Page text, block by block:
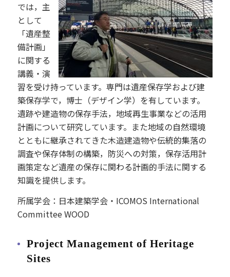
では，主
として
「遺産整
備計画」
に関する
講義・演
習を受け持っています。専門は遺産保存学および建
築保存学で，博士（デザイン学）を有しています。
遺跡や建造物の保存手法，地域再生事業などの活用
計画について研究しています。また地域の自然環境
とともに継承されてきた木造建造物や伝統的集落の
調査や保存体制の構築，防災への対策，保存活用計
画策定など遺産の保存に関わる計画的手法に関する
知識を提供します。
所属学会：日本建築学会・ICOMOS International
Committee WOOD
Project Management of Heritage
Sites